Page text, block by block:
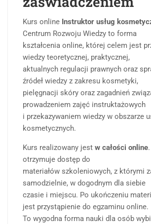
Kurs online Instruktor usług
Centrum Rozwoju Wiedzy to forma
kształcenia online, której celem jest
wiedzy teoretycznej, praktycznej,
aktualnych regulacji prawnych oraz
źródeł wiedzy z zakresu kosmetyki,
pielęgnacji skóry oraz zagadnień
prowadzeniem zajęć instruktażowych
i przekazywaniem wiedzy w obszarze
kosmetycznych.
Kurs realizowany jest w całości online
otrzymuje dostęp do
materiałów szkoleniowych, z którymi
samodzielnie, w dogodnym dla siebie
czasie i miejscu. Po ukończeniu
jest przystąpienie do egzaminu online.
To wygodna forma nauki dla osób